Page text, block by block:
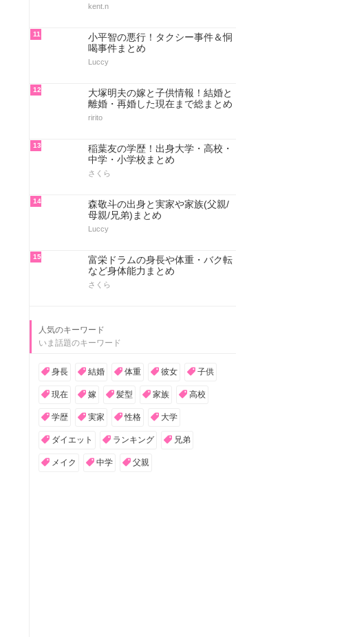
kent.n
11
小平智の悪行！タクシー事件＆恫
喝事件まとめ
Luccy
12
大塚明夫の嫁と子供情報！結婚と
離婚・再婚した現在まで総まとめ
ririto
13
稲葉友の学歴！出身大学・高校・
中学・小学校まとめ
さくら
14
森敬斗の出身と実家や家族(父親/
母親/兄弟)まとめ
Luccy
15
富栄ドラムの身長や体重・バク転
など身体能力まとめ
さくら
人気のキーワード
いま話題のキーワード
身長 結婚 体重 彼女 子供
現在 嫁 髪型 家族 高校
学歴 実家 性格 大学
ダイエット ランキング 兄弟
メイク 中学 父親